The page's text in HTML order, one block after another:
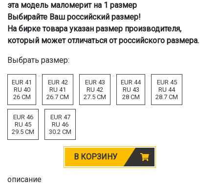
эта модель маломерит на 1 размер
Выбирайте Ваш российский размер!
На бирке товара указан размер производителя,
который может отличаться от российского размера.
Выбрать размер:
EUR 41
RU 40
26 CM
EUR 42
RU 41
26.7 CM
EUR 43
RU 42
27.5 CM
EUR 44
RU 43
28 CM
EUR 45
RU 44
28.7 CM
EUR 46
RU 45
29.5 CM
EUR 47
RU 46
30.2 CM
В КОРЗИНУ
описание